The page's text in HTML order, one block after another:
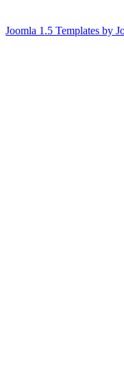
Joomla 1.5 Templates by